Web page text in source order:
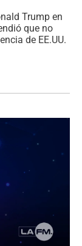
Trump en
que no
de EE.UU.